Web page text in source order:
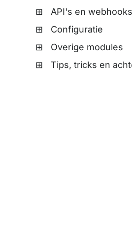
API's en webhooks
Configuratie
Overige modules
Tips, tricks en